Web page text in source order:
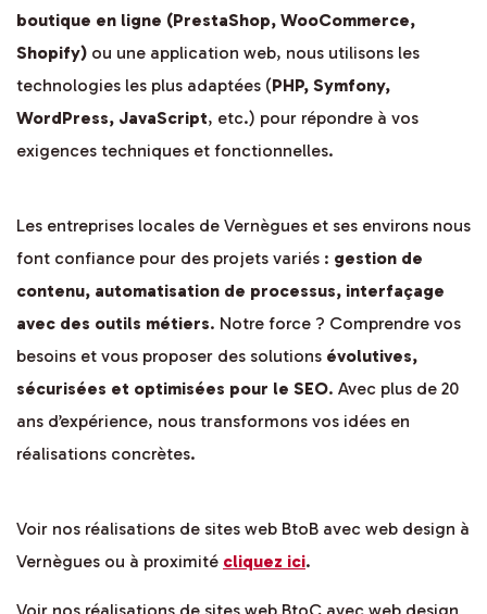
boutique en ligne (PrestaShop, WooCommerce,
Shopify) ou une application web, nous utilisons les
technologies les plus adaptées (PHP, Symfony,
WordPress, JavaScript, etc.) pour répondre à vos
exigences techniques et fonctionnelles.
Les entreprises locales de Vernègues et ses environs nous
font confiance pour des projets variés : gestion de
contenu, automatisation de processus, interfaçage
avec des outils métiers. Notre force ? Comprendre vos
besoins et vous proposer des solutions évolutives,
sécurisées et optimisées pour le SEO. Avec plus de 20
ans d’expérience, nous transformons vos idées en
réalisations concrètes.
Voir nos réalisations de sites web BtoB avec web design à
Vernègues ou à proximité cliquez ici.